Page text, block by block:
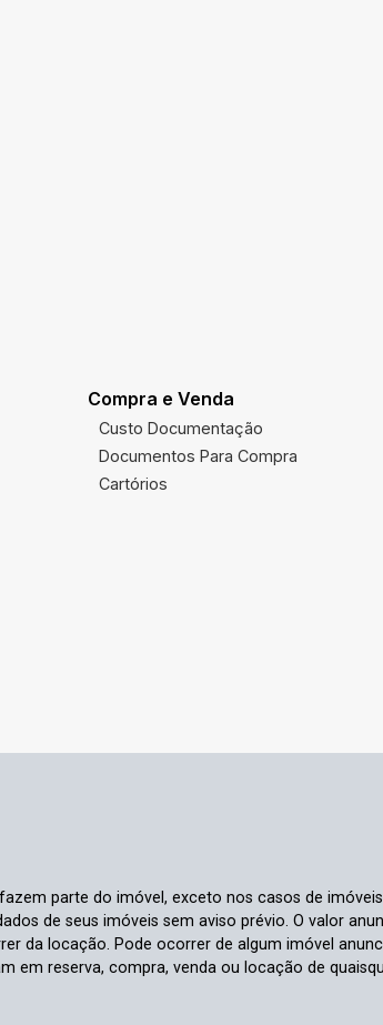
Compra e Venda
Custo Documentação
Documentos Para Compra
Cartórios
parte do imóvel, exceto nos casos de imóveis
de seus imóveis sem aviso prévio. O valor
da locação. Pode ocorrer de algum imóvel
em reserva, compra, venda ou locação de